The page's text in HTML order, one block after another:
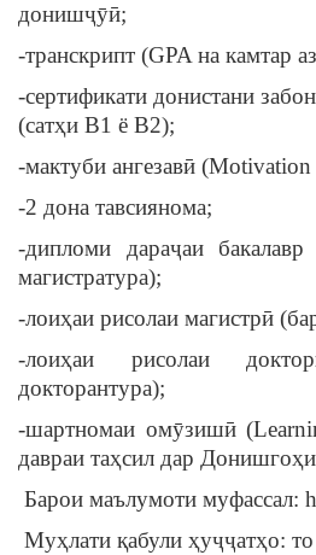
донишҷӯӣ;
-транскрипт (GPA на камтар
-сертификати донистани
(сатҳи B1 ё B2);
-мактуби ангезавӣ
-2 дона тавсиянома;
-дипломи дараҷаи
магистратура);
-лоиҳаи рисолаи магистрӣ
-лоиҳаи рисолаи
докторантура);
-шартномаи омӯзишӣ
давраи таҳсил дар
Барои маълумоти муфассал:
Муҳлати қабули ҳуҷҷатҳо: